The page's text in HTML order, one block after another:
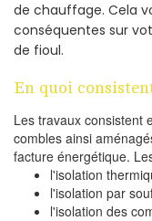
de chauffage. Cela
conséquentes sur
de fioul.
En quoi
Les travaux consistent
combles ainsi
facture énergétique.
l'isolation
l'isolation par
l'isolation des